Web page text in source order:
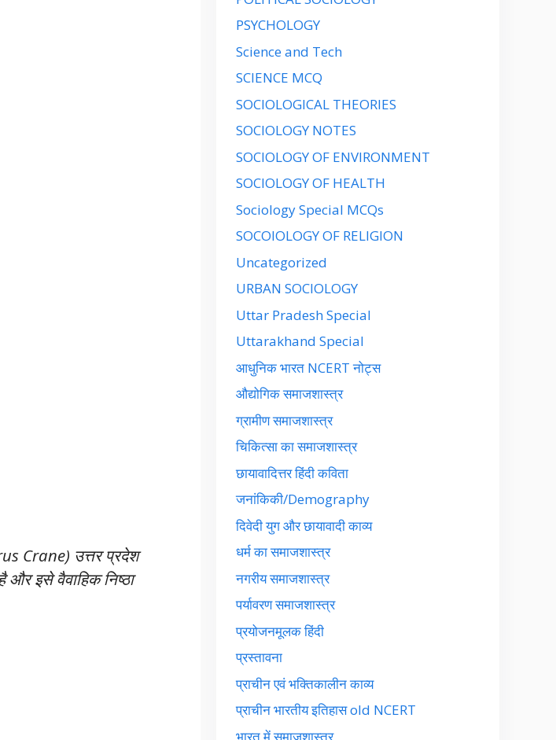
Crane) उत्तर प्रदेश
और इसे वैवाहिक निष्ठा
PSYCHOLOGY
Science and Tech
SCIENCE MCQ
SOCIOLOGICAL THEORIES
SOCIOLOGY NOTES
SOCIOLOGY OF ENVIRONMENT
SOCIOLOGY OF HEALTH
Sociology Special MCQs
SOCOIOLOGY OF RELIGION
Uncategorized
URBAN SOCIOLOGY
Uttar Pradesh Special
Uttarakhand Special
आधुनिक भारत NCERT नोट्स
औद्योगिक समाजशास्त्र
ग्रामीण समाजशास्त्र
चिकित्सा का समाजशास्त्र
छायावादित्तर हिंदी कविता
जनांकिकी/Demography
दिवेदी युग और छायावादी काव्य
धर्म का समाजशास्त्र
नगरीय समाजशास्त्र
पर्यावरण समाजशास्त्र
प्रयोजनमूलक हिंदी
प्रस्तावना
प्राचीन एवं भक्तिकालीन काव्य
प्राचीन भारतीय इतिहास old NCERT
भारत में समाजशास्त्र